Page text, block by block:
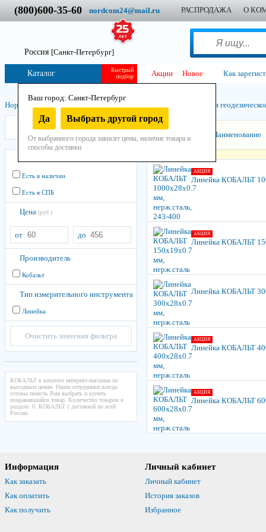
(800)600-35-60 nordcom24@mail.ru РАСПРОДАЖА О
Россия [Санкт-Петербург]
Ваш город: Санкт-Петербург
Да Выбрать другой город
От выбранного города зависят цены, наличие товара и
способы доставки
Быстрый
подбор
Каталог Акции Новое Как
Нордком Инструмент Ручной / Измерительный инструмент и
КОБАЛЬТ
Есть в наличии
Есть в СПБ
Цена (руб.)
от до
Производитель
Кобальт
Тип измерительного инструмента
Линейка
Очистить значения фильтра
КОБАЛЬТ в каталоге интернет-магазина по
выгодным ценам. Наши сотрудники всегда
готовы помочь Вам выбрать и купить
понравившийся товар. Количество товаров в
разделе: 0. КОБАЛЬТ с доставкой по всей
России.
Наименование
АКЦИЯ
Линейка КОБАЛЬТ
АКЦИЯ
Линейка КОБАЛЬТ
Линейка КОБАЛЬТ
АКЦИЯ
Линейка КОБАЛЬТ
АКЦИЯ
Линейка КОБАЛЬТ
Информация
Как заказать
Как оплатить
Как получить
Личный кабинет
Личный кабинет
История заказов
Избранное